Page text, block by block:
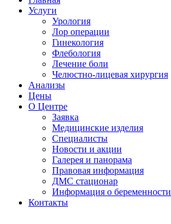
Услуги
Урология
Лор операции
Гинекология
Флебология
Лечение боли
Челюстно-лицевая хирургия
Анализы
Цены
О Центре
Заявка
Медицинские изделия
Специалисты
Новости и акции
Галерея и панорама
Правовая информация
ДМС стационар
Информация о беременности
Контакты